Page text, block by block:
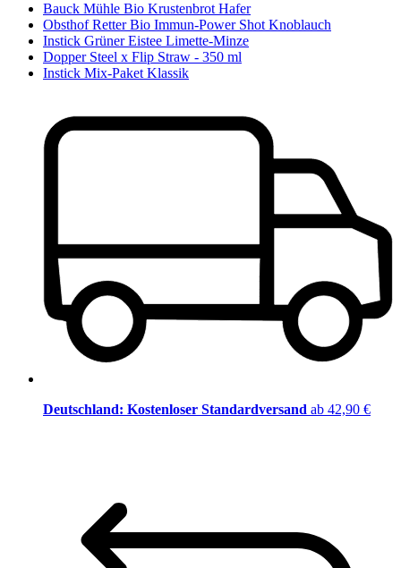
Bauck Mühle Bio Krustenbrot Hafer
Obsthof Retter Bio Immun-Power Shot Knoblauch
Instick Grüner Eistee Limette-Minze
Dopper Steel x Flip Straw - 350 ml
Instick Mix-Paket Klassik
Deutschland: Kostenloser Standardversand ab 42,90 €